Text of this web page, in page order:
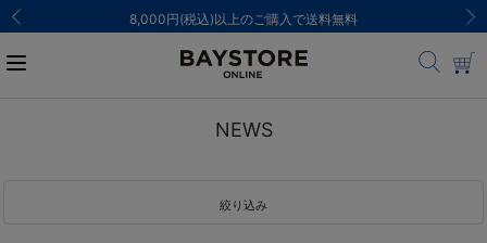
8,000円(税込)以上のご購入で送料無料
NEWS
絞り込み